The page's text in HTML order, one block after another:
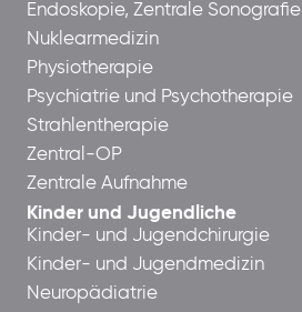
Endoskopie, Zentrale Sonografie
Nuklearmedizin
Physiotherapie
Psychiatrie und Psychotherapie
Strahlentherapie
Zentral-OP
Zentrale Aufnahme
Kinder und Jugendliche
Kinder- und Jugendchirurgie
Kinder- und Jugendmedizin
Neuropädiatrie